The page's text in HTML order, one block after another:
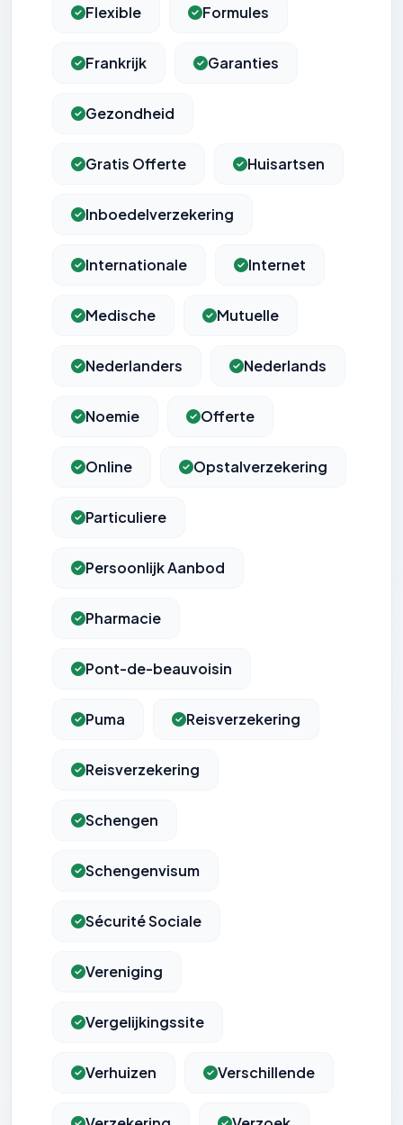
Flexible Formules
Frankrijk Garanties
Gezondheid
Gratis Offerte Huisartsen
Inboedelverzekering
Internationale Internet
Medische Mutuelle
Nederlanders Nederlands
Noemie Offerte
Online Opstalverzekering
Particuliere
Persoonlijk Aanbod
Pharmacie
Pont-de-beauvoisin
Puma Reisverzekering
Reisverzekering
Schengen
Schengenvisum
Sécurité Sociale
Vereniging
Vergelijkingssite
Verhuizen Verschillende